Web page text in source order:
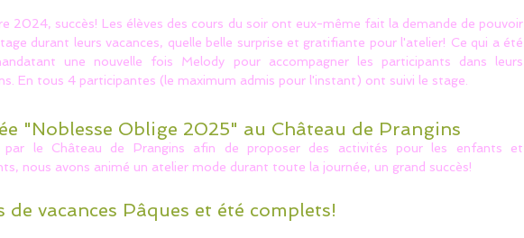
2024, succès! Les élèves des cours du soir ont eux-même fait la demande de pouvoir
durant leurs vacances, quelle belle surprise et gratifiante pour l'atelier! Ce qui a été
une nouvelle fois Melody pour accompagner les participants dans leurs
En tous 4 participantes (le maximum admis pour l'instant) ont suivi le stage.
"Noblesse Oblige 2025" au Château de Prangins
par le Château de Prangins afin de proposer des activités pour les enfants et
nous avons animé un atelier mode durant toute la journée, un grand succès!
de vacances Pâques et été complets!